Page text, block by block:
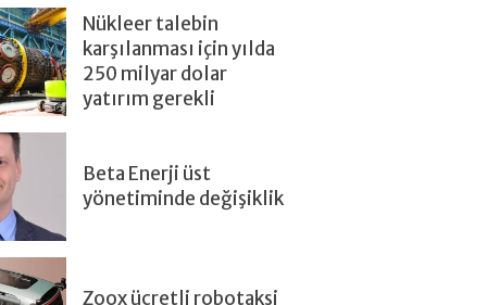
Nükleer talebin
karşılanması için yılda
250 milyar dolar
yatırım gerekli
Beta Enerji üst
yönetiminde değişiklik
Zoox ücretli robotaksi